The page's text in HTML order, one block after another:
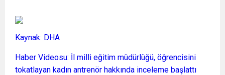
Kaynak: DHA
Haber Videosu: İl milli eğitim müdürlüğü, öğrencisini
tokatlayan kadın antrenör hakkında inceleme başlattı